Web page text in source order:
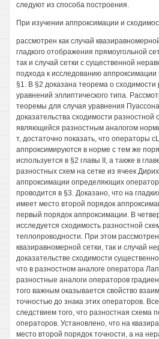
следуют из способа построения.
При изучении аппроксимации и
рассмотрен как случай
гладкого отображения прямоугольной
так и случай сетки с существенной
подхода к исследованию
§1. В §2 доказана теорема о сходимости
уравнений эллиптического типа.
теоремы для случая уравнения
доказательства сходимости разностной
являющейся разностным аналогом
т, достаточно показать, что операторы
аппроксимируются в норме с тем же
используется в §2 главы II, а также в
разностных схем на сетке из ячеек
аппроксимации определяющих
проводится в §3. Доказано, что на
имеет место второй порядок
первый порядок аппроксимации. В
исследуется сходимость разностной
теплопроводности. При этом рассмотрен
квазиравномерной сетки, так и случай
доказательстве сходимости
что в разностном аналоге оператора
разностные аналоги операторов
того важным оказывается свойство
точностью до знака этих операторов.
следствием того, что разностная схема
операторов. Установлено, что на
место второй порядок точности, а на